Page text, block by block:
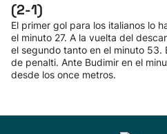
(2-1)
El primer gol para los italianos lo
el minuto 27. A la vuelta del
el segundo tanto en el minuto 53.
de penalti. Ante Budimir en el
desde los once metros.